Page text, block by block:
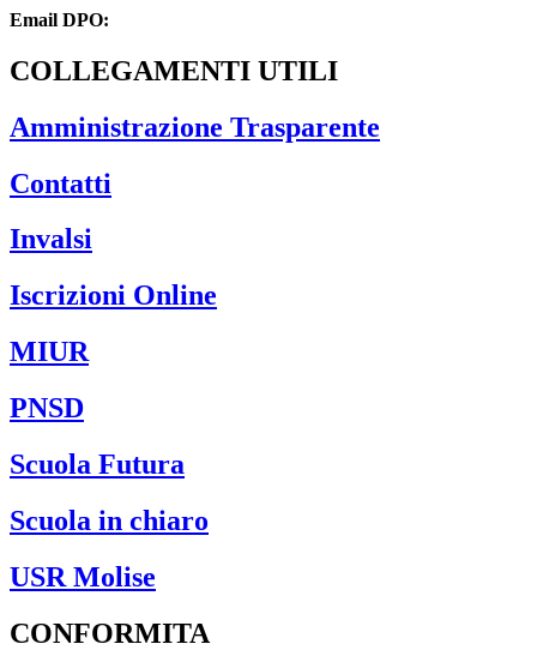
Email DPO:
COLLEGAMENTI UTILI
Amministrazione Trasparente
Contatti
Invalsi
Iscrizioni Online
MIUR
PNSD
Scuola Futura
Scuola in chiaro
USR Molise
CONFORMITA